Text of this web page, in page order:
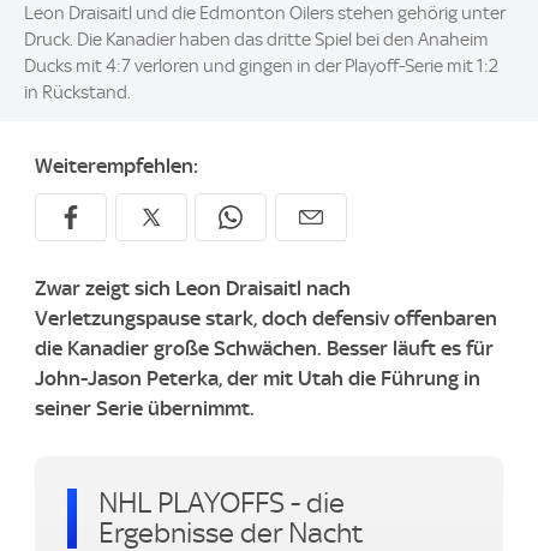
Leon Draisaitl und die Edmonton Oilers stehen gehörig unter
Druck. Die Kanadier haben das dritte Spiel bei den Anaheim
Ducks mit 4:7 verloren und gingen in der Playoff-Serie mit 1:2
in Rückstand.
Weiterempfehlen:
Zwar zeigt sich Leon Draisaitl nach
Verletzungspause stark, doch defensiv offenbaren
die Kanadier große Schwächen. Besser läuft es für
John-Jason Peterka, der mit Utah die Führung in
seiner Serie übernimmt.
NHL PLAYOFFS - die
Ergebnisse der Nacht